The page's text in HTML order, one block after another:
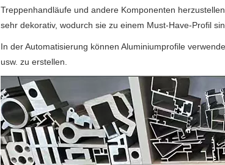
Treppenhandläufe und andere Komponenten
sehr dekorativ, wodurch sie zu einem Must-Have-Profil
In der Automatisierung können Aluminiumprofile
usw. zu erstellen.